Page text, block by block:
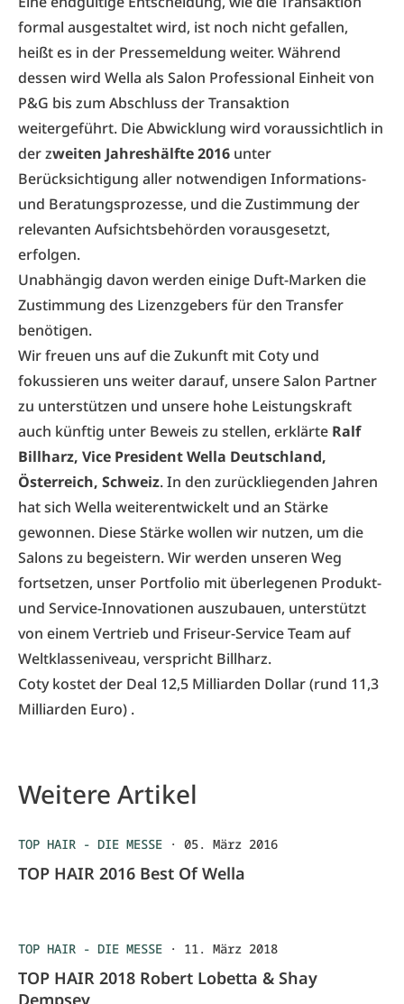
formal ausgestaltet wird, ist noch nicht gefallen,
heißt es in der Pressemeldung weiter. Während
dessen wird Wella als Salon Professional Einheit von
P&G bis zum Abschluss der Transaktion
weitergeführt. Die Abwicklung wird voraussichtlich in
der zweiten Jahreshälfte 2016 unter
Berücksichtigung aller notwendigen Informations-
und Beratungsprozesse, und die Zustimmung der
relevanten Aufsichtsbehörden vorausgesetzt,
erfolgen.
Unabhängig davon werden einige Duft-Marken die
Zustimmung des Lizenzgebers für den Transfer
benötigen.
Wir freuen uns auf die Zukunft mit Coty und
fokussieren uns weiter darauf, unsere Salon Partner
zu unterstützen und unsere hohe Leistungskraft
auch künftig unter Beweis zu stellen, erklärte Ralf
Billharz, Vice President Wella Deutschland,
Österreich, Schweiz. In den zurückliegenden Jahren
hat sich Wella weiterentwickelt und an Stärke
gewonnen. Diese Stärke wollen wir nutzen, um die
Salons zu begeistern. Wir werden unseren Weg
fortsetzen, unser Portfolio mit überlegenen Produkt-
und Service-Innovationen auszubauen, unterstützt
von einem Vertrieb und Friseur-Service Team auf
Weltklasseniveau, verspricht Billharz.
Coty kostet der Deal 12,5 Milliarden Dollar (rund 11,3
Milliarden Euro) .
Weitere Artikel
TOP HAIR - DIE MESSE · 05. März 2016
TOP HAIR 2016 Best Of Wella
TOP HAIR - DIE MESSE · 11. März 2018
TOP HAIR 2018 Robert Lobetta & Shay
Dempsey